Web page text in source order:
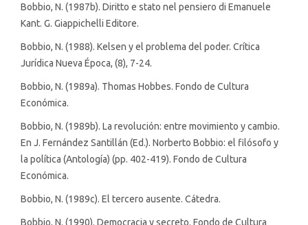
Bobbio, N. (1987b). Diritto e stato nel pensiero di Emanuele
Kant. G. Giappichelli Editore.
Bobbio, N. (1988). Kelsen y el problema del poder. Crítica
Jurídica Nueva Época, (8), 7-24.
Bobbio, N. (1989a). Thomas Hobbes. Fondo de Cultura
Económica.
Bobbio, N. (1989b). La revolución: entre movimiento y cambio.
En J. Fernández Santillán (Ed.). Norberto Bobbio: el filósofo y
la política (Antología) (pp. 402-419). Fondo de Cultura
Económica.
Bobbio, N. (1989c). El tercero ausente. Cátedra.
Bobbio, N. (1990). Democracia y secreto. Fondo de Cultura